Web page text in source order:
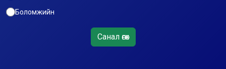
Боломжийн
Санал өгөх